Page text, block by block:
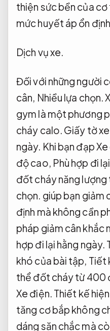
thiện sức bền của
mức huyết áp ổn
Dịch vụ xe.
Đối với những người
cân, Nhiều lựa chọn.
gym là một phương
cháy calo. Giấy tờ
ngày. Khi bạn đạp
độ cao, Phù hợp đi
đốt cháy năng lượng
chọn. giúp bạn giảm
định mà không cần
pháp giảm cân khắc
hợp đi lại hằng ngày.
khó của bài tập, Tiết
thể đốt cháy từ 400
Xe điện. Thiết kế
tăng cơ bắp không
dáng săn chắc mà